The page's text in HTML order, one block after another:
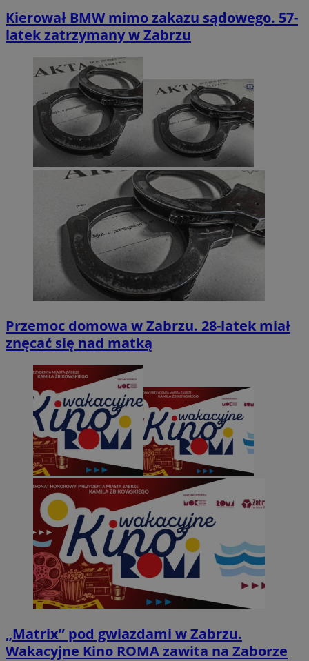
Kierował BMW mimo zakazu sądowego. 57-
latek zatrzymany w Zabrzu
Przemoc domowa w Zabrzu. 28-latek miał
znęcać się nad matką
„Matrix” pod gwiazdami w Zabrzu.
Wakacyjne Kino ROMA zawita na Zaborze